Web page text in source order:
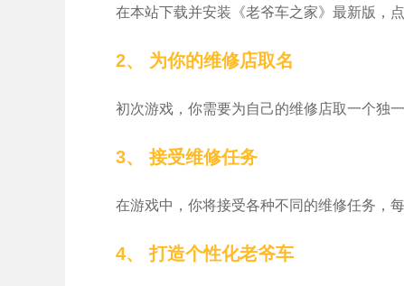
在本站下载并安装《老爷车之家》最新版，
2、 为你的维修店取名
初次游戏，你需要为自己的维修店取一个独
3、 接受维修任务
在游戏中，你将接受各种不同的维修任务，
4、 打造个性化老爷车